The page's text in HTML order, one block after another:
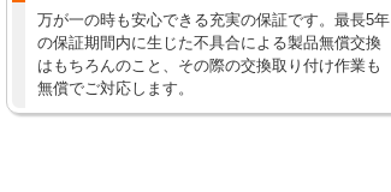
万が一の時も安心できる充実の保証です。最長5年
の保証期間内に生じた不具合による製品無償交換
はもちろんのこと、その際の交換取り付け作業も
無償でご対応します。